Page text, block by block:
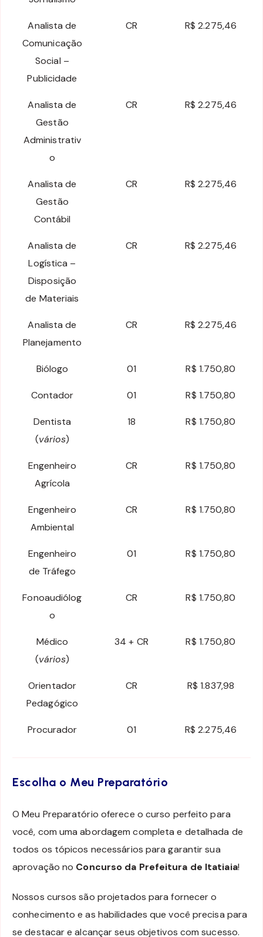
Analista de
Comunicação
Social –
Publicidade
CR R$ 2.275,46
Analista de
Gestão
Administrativ
o
CR R$ 2.275,46
Analista de
Gestão
Contábil
CR R$ 2.275,46
Analista de
Logística –
Disposição
de Materiais
CR R$ 2.275,46
Analista de
Planejamento
CR R$ 2.275,46
Biólogo 01 R$ 1.750,80
Contador 01 R$ 1.750,80
Dentista
(vários)
18 R$ 1.750,80
Engenheiro
Agrícola
CR R$ 1.750,80
Engenheiro
Ambiental
CR R$ 1.750,80
Engenheiro
de Tráfego
01 R$ 1.750,80
Fonoaudiólog
o
CR R$ 1.750,80
Médico
(vários)
34 + CR R$ 1.750,80
Orientador
Pedagógico
CR R$ 1.837,98
Procurador 01 R$ 2.275,46
Escolha o Meu Preparatório
O Meu Preparatório oferece o curso perfeito para
você, com uma abordagem completa e detalhada de
todos os tópicos necessários para garantir sua
aprovação no Concurso da Prefeitura de Itatiaia!
Nossos cursos são projetados para fornecer o
conhecimento e as habilidades que você precisa para
se destacar e alcançar seus objetivos com sucesso.